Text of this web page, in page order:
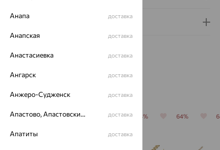
Похожие изделия
64% 64% 64% 64% 64%
Анапа доставка
Анапская доставка
Анастасиевка доставка
Ангарск доставка
Анжеро-Судженск доставка
Апастово, Апастовский район доставка
Апатиты доставка